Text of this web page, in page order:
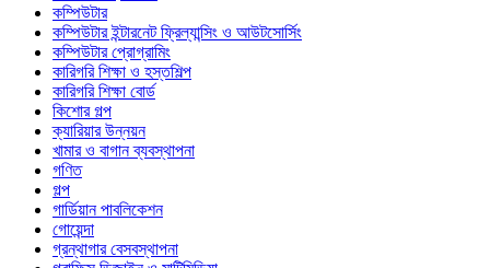
কম্পিউটার
কম্পিউটার ইন্টারনেট ফ্রিল্যান্সিং ও আউটসোর্সিং
কম্পিউটার প্রোগ্রামিং
কারিগরি শিক্ষা ও হস্তশিল্প
কারিগরি শিক্ষা বোর্ড
কিশোর গল্প
ক্যারিয়ার উন্নয়ন
খামার ও বাগান ব্যবস্থাপনা
গণিত
গল্প
গার্ডিয়ান পাবলিকেশন
গোয়েন্দা
গ্রন্থাগার বেসবস্থাপনা